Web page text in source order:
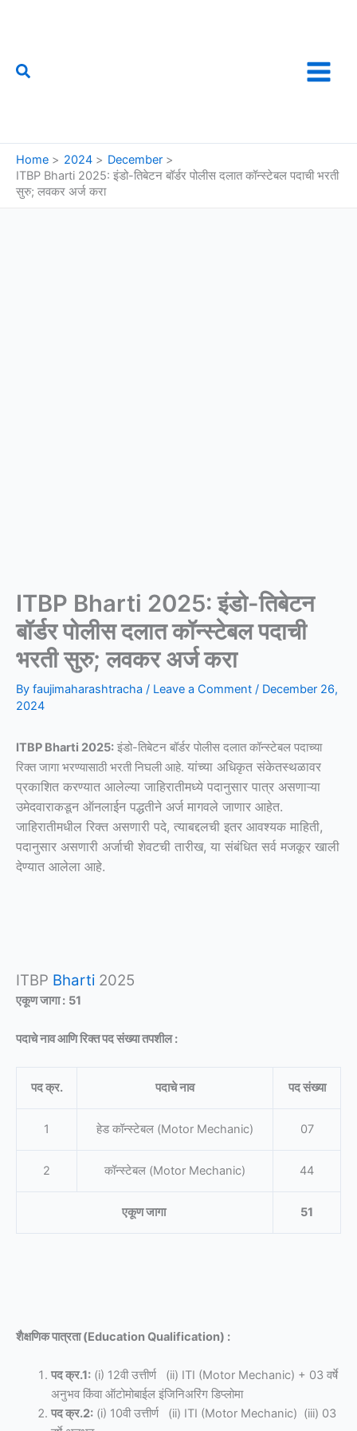
Search
Home 2024
December
ITBP Bharti 2025: इंडो-तिबेटन बॉर्डर पोलीस दलात कॉन्स्टेबल पदाची भरती
सुरु; लवकर अर्ज करा
ITBP Bharti 2025: इंडो-तिबेटन
बॉर्डर पोलीस दलात कॉन्स्टेबल पदाची
भरती सुरु; लवकर अर्ज करा
By faujimaharashtracha / Leave a Comment / December 26,
2024
ITBP Bharti 2025: इंडो-तिबेटन बॉर्डर पोलीस दलात कॉन्स्टेबल पदाच्या
रिक्त जागा भरण्यासाठी भरती निघली आहे. यांच्या अधिकृत संकेतस्थळावर
प्रकाशित करण्यात आलेल्या जाहिरातीमध्ये पदानुसार पात्र असणाऱ्या
उमेदवाराकडून ऑनलाईन पद्धतीने अर्ज मागवले जाणार आहेत.
जाहिरातीमधील रिक्त असणारी पदे, त्याबद्दलची इतर आवश्यक माहिती,
पदानुसार असणारी अर्जाची शेवटची तारीख, या संबंधित सर्व मजकूर खाली
देण्यात आलेला आहे.
ITBP Bharti 2025
एकूण जागा : 51
पदाचे नाव आणि रिक्त पद संख्या तपशील :
पद क्र. पदाचे नाव पद संख्या
1 हेड कॉन्स्टेबल (Motor Mechanic) 07
2 कॉन्स्टेबल (Motor Mechanic) 44
एकूण जागा 51
शैक्षणिक पात्रता (Education Qualification) :
पद क्र.1:(i) 12वी उत्तीर्ण (ii) ITI (Motor Mechanic) + 03 वर्षे
अनुभव किंवा ऑटोमोबाईल इंजिनिअरिंग डिप्लोमा
पद क्र.2:(i) 10वी उत्तीर्ण (ii) ITI (Motor Mechanic) (iii) 03